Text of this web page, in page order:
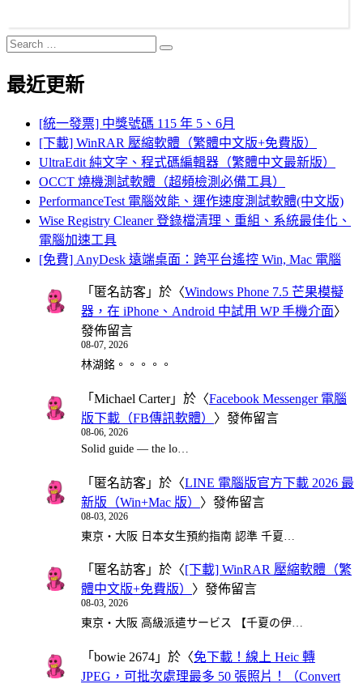
Search
for:
Search
最近更新
[統一發票] 中獎號碼 115 年 5、6月
[下載] WinRAR 壓縮軟體（繁體中文版+免費版）
UltraEdit 純文字、程式碼編輯器（繁體中文最新版）
OCCT 燒機測試軟體（超頻檢測必備工具）
PerformanceTest 電腦效能、運作速度測試軟體(中文版)
Wise Registry Cleaner 登錄檔清理、重組、系統最佳化、
電腦加速工具
[免費] AnyDesk 遠端桌面：跨平台遙控 Win, Mac 電腦
「 匿名訪客 」於〈Windows Phone 7.5 芒果模擬
器，在 iPhone、Android 中試用 WP 手機介面〉
發佈留言
08-07, 2026
林湖銘。。。。。
「 Michael Carter」於〈Facebook Messenger 電腦
版下載（FB傳訊軟體） 〉發佈留言
08-06, 2026
Solid guide — the lo…
「 匿名訪客 」於〈LINE 電腦版官方下載 2026 最
新版（Win+Mac 版） 〉發佈留言
08-03, 2026
東京・大阪 日本女生預約指南 認準 千夏…
「 匿名訪客 」於〈[下載] WinRAR 壓縮軟體（繁
體中文版+免費版） 〉發佈留言
08-03, 2026
東京・大阪 高級派遣サービス 【千夏の伊…
「 bowie 2674 」於〈免下載！線上 Heic 轉
JPEG，可批次處理最多 50 張照片！（Convert